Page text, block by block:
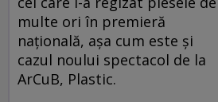
multe ori în premieră
naţională, aşa cum este şi
cazul noului spectacol de la
ArCuB, Plastic.